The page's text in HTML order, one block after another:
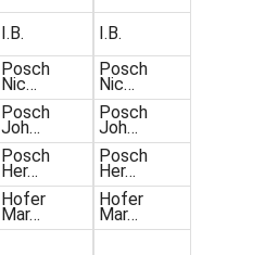
I.B.
Posch
Nic…
Posch
Joh…
Posch
Her…
Hofer
Mar…
I.B.
Posch
Nic…
Posch
Joh…
Posch
Her…
Hofer
Mar…